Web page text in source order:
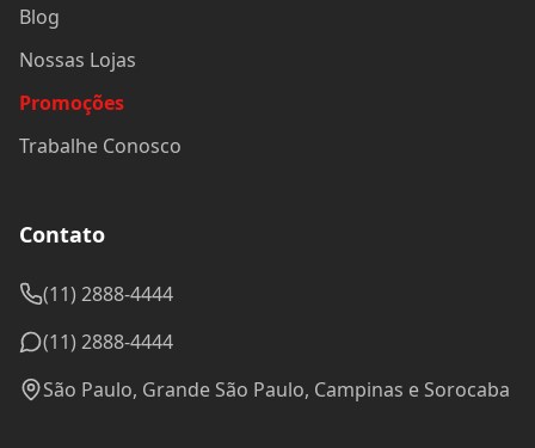
Blog
Nossas Lojas
Promoções
Trabalhe Conosco
Contato
(11) 2888-4444
(11) 2888-4444
São Paulo, Grande São Paulo, Campinas e Sorocaba